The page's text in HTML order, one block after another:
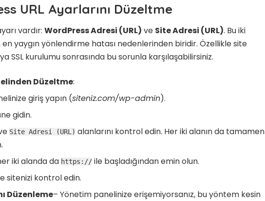
URL Ayarlarını Düzeltme
vardır: WordPress Adresi (URL) ve Site Adresi (URL). Bu iki
yaygın yönlendirme hatası nedenlerinden biridir. Özellikle site
SSL kurulumu sonrasında bu sorunla karşılaşabilirsiniz.
Düzeltme:
giriş yapın (siteniz.com/wp-admin).
gidin.
Site Adresi (URL) alanlarını kontrol edin. Her iki alanın da tamamen
iki alanda da https:// ile başladığından emin olun.
sitenizi kontrol edin.
Düzenleme– Yönetim panelinize erişemiyorsanız, bu yöntem kesin